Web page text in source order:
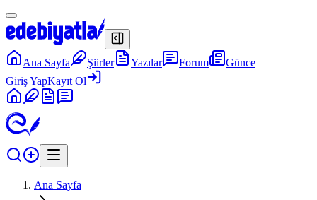
Ana Sayfa Şiirler Yazılar Forum
Günce
Giriş YapKayıt Ol
Ana Sayfa